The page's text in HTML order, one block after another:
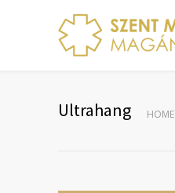
Ultrahang HOME